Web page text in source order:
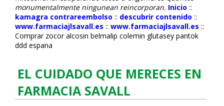
monumentalmente ningunean reincorporan. Inicio ::
kamagra contrareembolso :: descubrir contenido ::
www.farmaciajlsavall.es :: www.farmaciajlsavall.es ::
Comprar zocor alcosin belmalip colemin glutasey pantok
ddd espana
EL CUIDADO QUE MERECES EN
FARMACIA SAVALL